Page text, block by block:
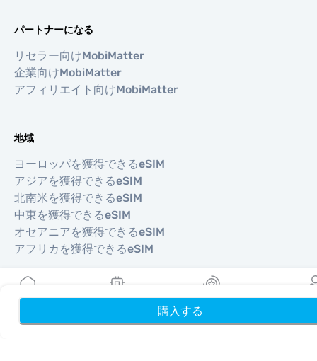
購入する
パートナーになる
リセラー向けMobiMatter
企業向けMobiMatter
アフィリエイト向けMobiMatter
地域
ヨーロッパを獲得できるeSIM
アジアを獲得できるeSIM
北南米を獲得できるeSIM
中東を獲得できるeSIM
オセアニアを獲得できるeSIM
アフリカを獲得できるeSIM
国
米国を獲得できるeSIM
リワード